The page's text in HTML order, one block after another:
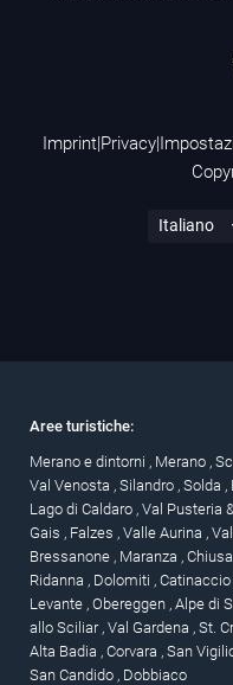
Imprint|Privacy|
Aree turistiche:
Merano e dintorni , Merano ,
Val Venosta , Silandro , Solda ,
Lago di Caldaro , Val Pusteria
Gais , Falzes , Valle Aurina ,
Bressanone , Maranza , Chiusa
Ridanna , Dolomiti ,
Levante , Obereggen , Alpe di
allo Sciliar , Val Gardena , St.
Alta Badia , Corvara , San
San Candido , Dobbiaco